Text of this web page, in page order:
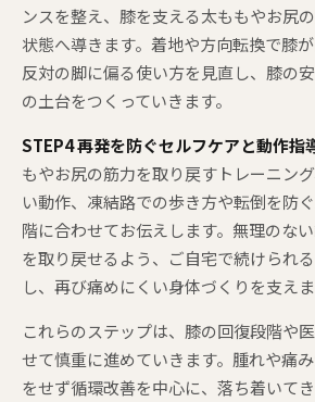
ンスを整え、膝を支える太ももやお尻
状態へ導きます。着地や方向転換で膝が
反対の脚に偏る使い方を見直し、膝の
の土台をつくっていきます。
STEP4 再発を防ぐセルフケアと動作指
もやお尻の筋力を取り戻すトレーニン
い動作、凍結路での歩き方や転倒を防
階に合わせてお伝えします。無理のな
を取り戻せるよう、ご自宅で続けられ
し、再び痛めにくい身体づくりを支えま
これらのステップは、膝の回復段階や
せて慎重に進めていきます。腫れや痛
をせず循環改善を中心に、落ち着いて